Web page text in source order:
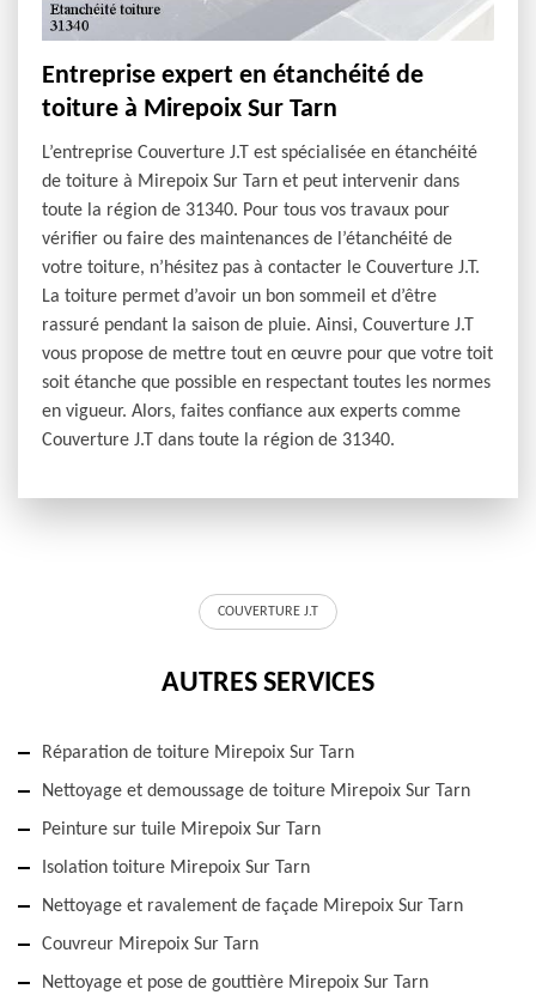
Entreprise expert en étanchéité de
toiture à Mirepoix Sur Tarn
L’entreprise Couverture J.T est spécialisée en étanchéité
de toiture à Mirepoix Sur Tarn et peut intervenir dans
toute la région de 31340. Pour tous vos travaux pour
vérifier ou faire des maintenances de l’étanchéité de
votre toiture, n’hésitez pas à contacter le Couverture J.T.
La toiture permet d’avoir un bon sommeil et d’être
rassuré pendant la saison de pluie. Ainsi, Couverture J.T
vous propose de mettre tout en œuvre pour que votre toit
soit étanche que possible en respectant toutes les normes
en vigueur. Alors, faites confiance aux experts comme
Couverture J.T dans toute la région de 31340.
COUVERTURE J.T
AUTRES SERVICES
Réparation de toiture Mirepoix Sur Tarn
Nettoyage et demoussage de toiture Mirepoix Sur Tarn
Peinture sur tuile Mirepoix Sur Tarn
Isolation toiture Mirepoix Sur Tarn
Nettoyage et ravalement de façade Mirepoix Sur Tarn
Couvreur Mirepoix Sur Tarn
Nettoyage et pose de gouttière Mirepoix Sur Tarn